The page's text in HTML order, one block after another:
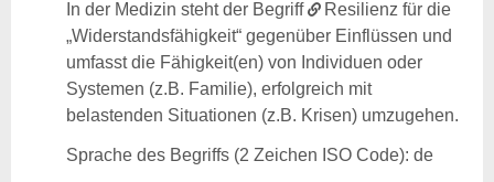
In der Medizin steht der Begriff Resilienz für die
„Widerstandsfähigkeit“ gegenüber Einflüssen und
umfasst die Fähigkeit(en) von Individuen oder
Systemen (z.B. Familie), erfolgreich mit
belastenden Situationen (z.B. Krisen) umzugehen.
Sprache des Begriffs (2 Zeichen ISO Code): de